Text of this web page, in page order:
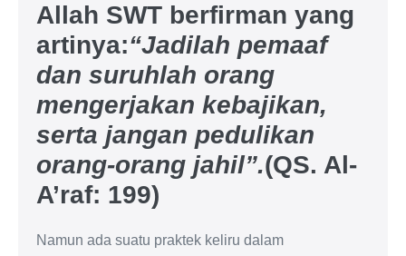
Allah SWT berfirman yang
artinya:“Jadilah pemaaf
dan suruhlah orang
mengerjakan kebajikan,
serta jangan pedulikan
orang-orang jahil”.(QS. Al-
A’raf: 199)
Namun ada suatu praktek keliru dalam